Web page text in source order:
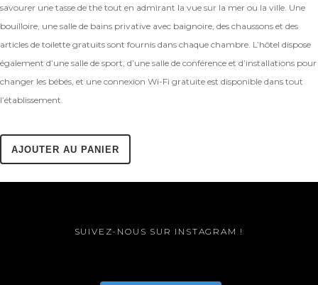
savourer une tasse de thé tout en admirant la vue sur la mer ou la ville. Une
bouilloire, une salle de bains privative avec baignoire, des chaussons et des
articles de toilette gratuits sont fournis dans chaque chambre. L’hôtel dispose
également d’une salle de sport, d’une salle de conférence et d’installations pour
changer les bébés, et une connexion Wi-Fi gratuite est disponible dans tout
l’établissement.
AJOUTER AU PANIER
SUIVEZ-NOUS SUR INSTAGRAM !